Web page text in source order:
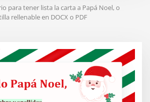
para tener lista la carta a Papá Noel, o
rellenable en DOCX o PDF